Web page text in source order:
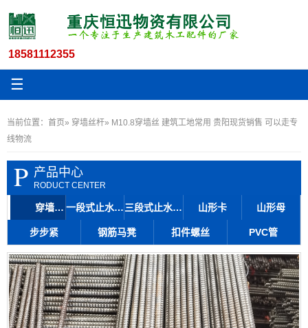
18581112355
☰
当前位置： 首页» 穿墙丝杆» M10.8穿墙丝 建筑工地常用 贵阳现货销售 可以走专
线物流
P 产品中心
RODUCT CENTER
穿墙丝杆 一段式止水丝杆 三段式止水丝杆 山形卡 山形母
步步紧 钢筋马凳 扣件螺丝 PVC管